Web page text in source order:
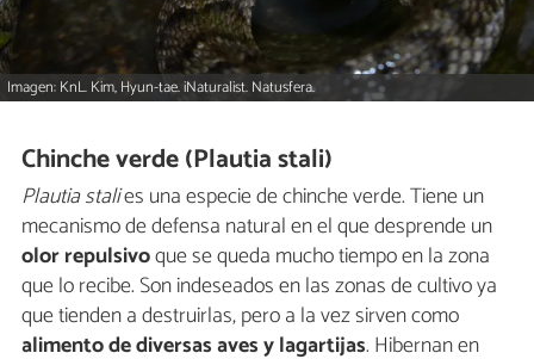
Imagen: KnL. Kim, Hyun-tae. iNaturalist. Natusfera.
Chinche verde (Plautia stali)
Plautia stalies una especie de chinche verde. Tiene un
mecanismo de defensa natural en el que desprende un
olor repulsivoque se queda mucho tiempo en la zona
que lo recibe. Son indeseados en las zonas de cultivo ya
que tienden a destruirlas, pero a la vez sirven como
alimento de diversas aves y lagartijas. Hibernan en